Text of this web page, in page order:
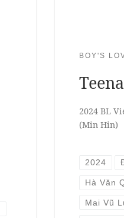
BOY'S
2024 BL
(Min Hin)
2024
Hà Văn
Mai Vũ